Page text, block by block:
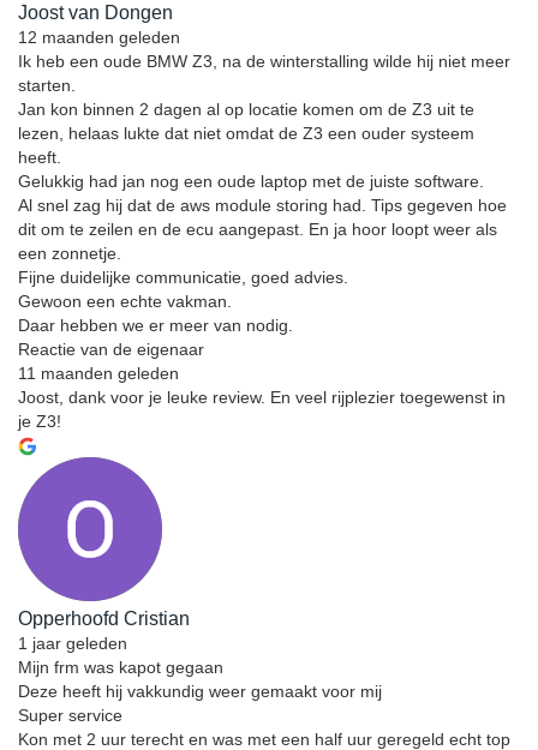
Joost van Dongen
12 maanden geleden
Ik heb een oude BMW Z3, na de winterstalling wilde hij niet meer
starten.
Jan kon binnen 2 dagen al op locatie komen om de Z3 uit te
lezen, helaas lukte dat niet omdat de Z3 een ouder systeem
heeft.
Gelukkig had jan nog een oude laptop met de juiste software.
Al snel zag hij dat de aws module storing had. Tips gegeven hoe
dit om te zeilen en de ecu aangepast. En ja hoor loopt weer als
een zonnetje.
Fijne duidelijke communicatie, goed advies.
Gewoon een echte vakman.
Daar hebben we er meer van nodig.
Reactie van de eigenaar
11 maanden geleden
Joost, dank voor je leuke review. En veel rijplezier toegewenst in
je Z3!
Opperhoofd Cristian
1 jaar geleden
Mijn frm was kapot gegaan
Deze heeft hij vakkundig weer gemaakt voor mij
Super service
Kon met 2 uur terecht en was met een half uur geregeld echt top